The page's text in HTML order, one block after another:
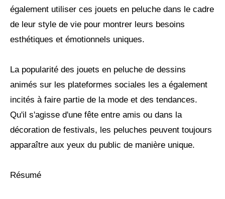
également utiliser ces jouets en peluche dans le cadre
de leur style de vie pour montrer leurs besoins
esthétiques et émotionnels uniques.
La popularité des jouets en peluche de dessins
animés sur les plateformes sociales les a également
incités à faire partie de la mode et des tendances.
Qu'il s'agisse d'une fête entre amis ou dans la
décoration de festivals, les peluches peuvent toujours
apparaître aux yeux du public de manière unique.
Résumé